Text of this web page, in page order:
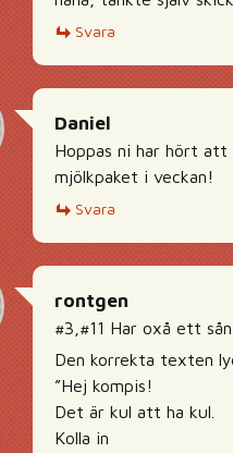
Svara
Daniel
Hoppas ni har hört
mjölkpaket i veckan!
Svara
rontgen
#3,#11 Har oxå ett
Den korrekta texten
”Hej kompis!
Det är kul att ha kul.
Kolla in